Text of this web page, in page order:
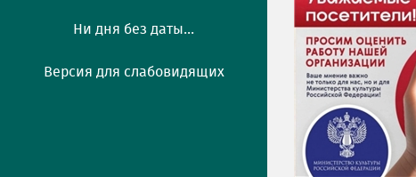
Ни дня без даты...
Версия для слабовидящих